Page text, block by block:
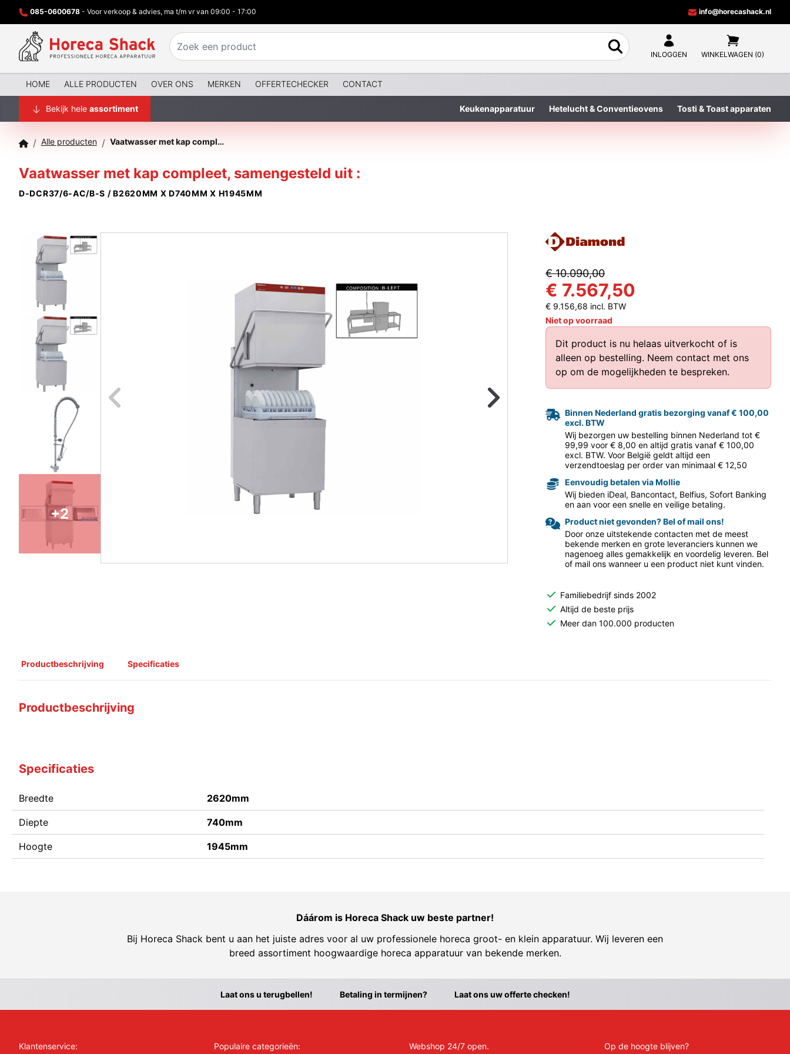
085-0600678 - Voor verkoop & advies, ma t/m vr van 09:00 - 17:00 info@horecashack.nl
INLOGGEN WINKELWAGEN (0)
HOME ALLE PRODUCTEN OVER ONS MERKEN OFFERTECHECKER CONTACT
Bekijk hele assortiment Keukenapparatuur Hetelucht & Conventieovens Tosti & Toast apparaten
/ Alle producten / Vaatwasser met kap compleet, samengesteld uit :
Vaatwasser met kap compleet, samengesteld uit :
D-DCR37/6-AC/B-S / B2620MM X D740MM X H1945MM
+2
Naar vorige foto Naar volgende
€ 10.090,00
€ 7.567,50
€ 9.156,68 incl. BTW
Niet op voorraad
Dit product is nu helaas uitverkocht of is
alleen op bestelling. Neem contact met ons
op om de mogelijkheden te bespreken.
Binnen Nederland gratis bezorging vanaf € 100,00
excl. BTW
Wij bezorgen uw bestelling binnen Nederland tot €
99,99 voor € 8,00 en altijd gratis vanaf € 100,00
excl. BTW. Voor België geldt altijd een
verzendtoeslag per order van minimaal € 12,50
Eenvoudig betalen via Mollie
Wij bieden iDeal, Bancontact, Belfius, Sofort Banking
en aan voor een snelle en veilige betaling.
Product niet gevonden? Bel of mail ons!
Door onze uitstekende contacten met de meest
bekende merken en grote leveranciers kunnen we
nagenoeg alles gemakkelijk en voordelig leveren. Bel
of mail ons wanneer u een product niet kunt vinden.
Familiebedrijf sinds 2002
Altijd de beste prijs
Meer dan 100.000 producten
Productbeschrijving Specificaties
Productbeschrijving
Specificaties
Breedte 2620mm
Diepte 740mm
Hoogte 1945mm
Dáárom is Horeca Shack uw beste partner!
Bij Horeca Shack bent u aan het juiste adres voor al uw professionele horeca groot- en klein apparatuur. Wij leveren een
breed assortiment hoogwaardige horeca apparatuur van bekende merken.
Laat ons u terugbellen! Betaling in termijnen? Laat ons uw offerte checken!
Klantenservice: Populaire categorieën: Webshop 24/7 open. Op de hoogte blijven?